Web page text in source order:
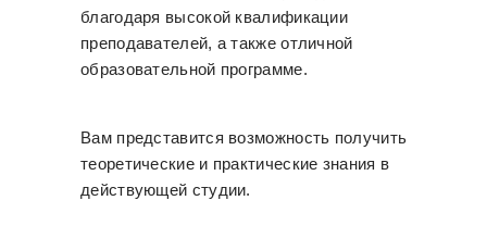
благодаря высокой квалификации
преподавателей, а также отличной
образовательной программе.
Вам представится возможность получить
теоретические и практические знания в
действующей студии.